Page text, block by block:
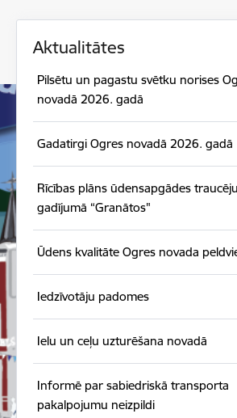
Aktualitātes
Pilsētu un pagastu svētku norises
novadā 2026. gadā
Gadatirgi Ogres novadā 2026. gadā
Rīcības plāns ūdensapgādes
gadījumā “Granātos"
Ūdens kvalitāte Ogres novada
Iedzīvotāju padomes
Ielu un ceļu uzturēšana novadā
Informē par sabiedriskā transporta
pakalpojumu neizpildi